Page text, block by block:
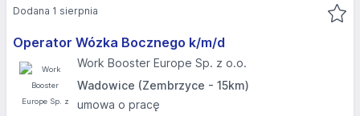
Operator Wózka Bocznego k/m/d
Work Booster Europe Sp. z o.o.
Wadowice (Zembrzyce - 15km)
umowa o pracę
Dodana 1 sierpnia